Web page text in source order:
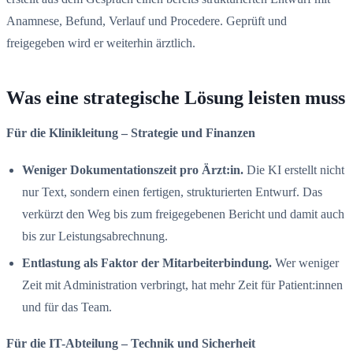
Anamnese, Befund, Verlauf und Procedere. Geprüft und
freigegeben wird er weiterhin ärztlich.
Was eine strategische Lösung leisten muss
Für die Klinikleitung – Strategie und Finanzen
Weniger Dokumentationszeit pro Ärzt:in. Die KI erstellt nicht
nur Text, sondern einen fertigen, strukturierten Entwurf. Das
verkürzt den Weg bis zum freigegebenen Bericht und damit auch
bis zur Leistungsabrechnung.
Entlastung als Faktor der Mitarbeiterbindung. Wer weniger
Zeit mit Administration verbringt, hat mehr Zeit für Patient:innen
und für das Team.
Für die IT-Abteilung – Technik und Sicherheit